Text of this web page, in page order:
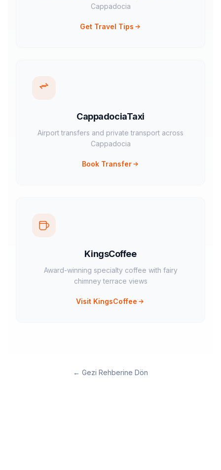
Cappadocia
Get Travel Tips
CappadociaTaxi
Airport transfers and private transport across
Cappadocia
Book Transfer
KingsCoffee
Award-winning specialty coffee with fairy
chimney terrace views
Visit KingsCoffee
← Gezi Rehberine Dön